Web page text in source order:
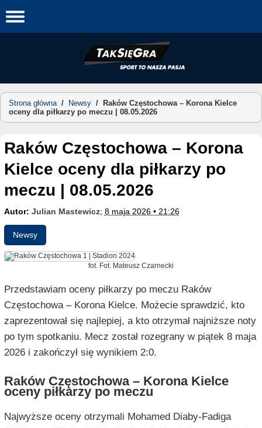
to
Strona główna/ Newsy /
Raków Częstochowa – Korona Kielce
oceny dla piłkarzy po meczu | 08.05.2026
Raków Częstochowa – Korona
Kielce oceny dla piłkarzy po
meczu | 08.05.2026
Autor: Julian Mastewicz; 8 maja 2026 • 21:26
Newsy
fot. Fot. Mateusz Czarnecki
Przedstawiam oceny piłkarzy po meczu Raków
Częstochowa – Korona Kielce. Możecie sprawdzić, kto
zaprezentował się najlepiej, a kto otrzymał najniższe noty
po tym spotkaniu. Mecz został rozegrany w piątek 8 maja
2026 i zakończył się wynikiem 2:0.
Raków Częstochowa – Korona Kielce
oceny piłkarzy po meczu
Najwyższe oceny otrzymali Mohamed Diaby-Fadiga